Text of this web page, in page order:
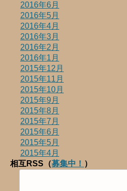
2016年6月
2016年5月
2016年4月
2016年3月
2016年2月
2016年1月
2015年12月
2015年11月
2015年10月
2015年9月
2015年8月
2015年7月
2015年6月
2015年5月
2015年4月
相互RSS（募集中！ ）